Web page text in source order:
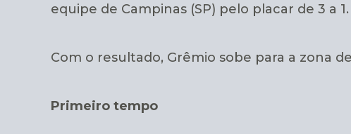
equipe de Campinas (SP) pelo placar de 3 a 1.
Com o resultado, Grêmio sobe para a zona
Primeiro tempo